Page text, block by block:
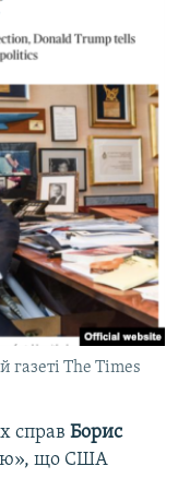
газеті The Times
справ Борис
що США